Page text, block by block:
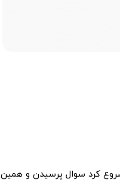
کرد سوال پرسیدن و همین